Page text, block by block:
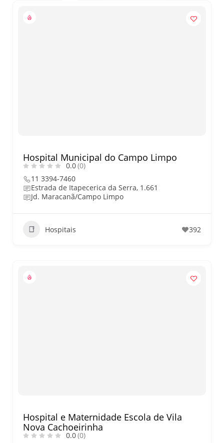
e lazer para toda a família
Hospital Municipal do Campo Limpo
0.0(0)
11 3394-7460
Estrada de Itapecerica da Serra, 1.661
Jd. Maracanã/Campo Limpo
Hospitais 392
Hospital e Maternidade Escola de Vila
Nova Cachoeirinha
0.0(0)